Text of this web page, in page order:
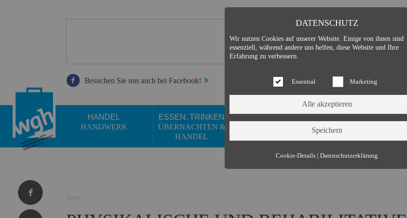
Besuchen Sie uns auch bei Facebook!
HANDEL
HANDWERK
ESSEN, TRINKEN
ÜBERNACHTEN &
HANDEL
Ärzte
DATENSCHUTZ
Wir nutzen Cookies auf unserer Website. Einige von ihnen sind
essenziell, während andere uns helfen, diese Website und Ihre
Erfahrung zu verbessern.
Essential Marketing
Essential (3)
Name:
Cookie Hinweis
Cookie-Details | Datenschutzerklärung